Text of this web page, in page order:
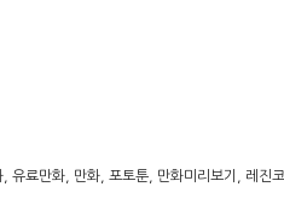
유료만화, 만화, 포토툰, 만화미리보기, 레진